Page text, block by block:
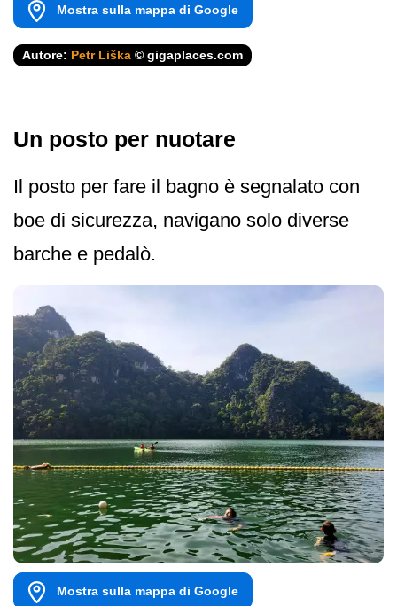
Mostra sulla mappa di Google
Autore: Petr Liška © gigaplaces.com
Un posto per nuotare
Il posto per fare il bagno è segnalato con
boe di sicurezza, navigano solo diverse
barche e pedalò.
Mostra sulla mappa di Google